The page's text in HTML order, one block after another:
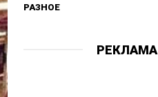
РАЗНОЕ
РЕКЛАМА